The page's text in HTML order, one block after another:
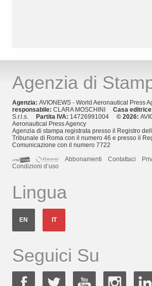
Agenzia di
Agenzia: AVIONEWS - World Aeronautical Press
responsabile: CLARA MOSCHINI Casa
S.r.l.s. Partita IVA: 14726991004 © 2026:
Aeronautical Press Agency
Agenzia di stampa registrata presso il Registro
Tribunale di Roma con il numero 46 e presso il
Comunicazione con il numero 7722
Abbonamenti
Contattaci
Condizioni d’uso
Lingua
EN IT
Seguici Su